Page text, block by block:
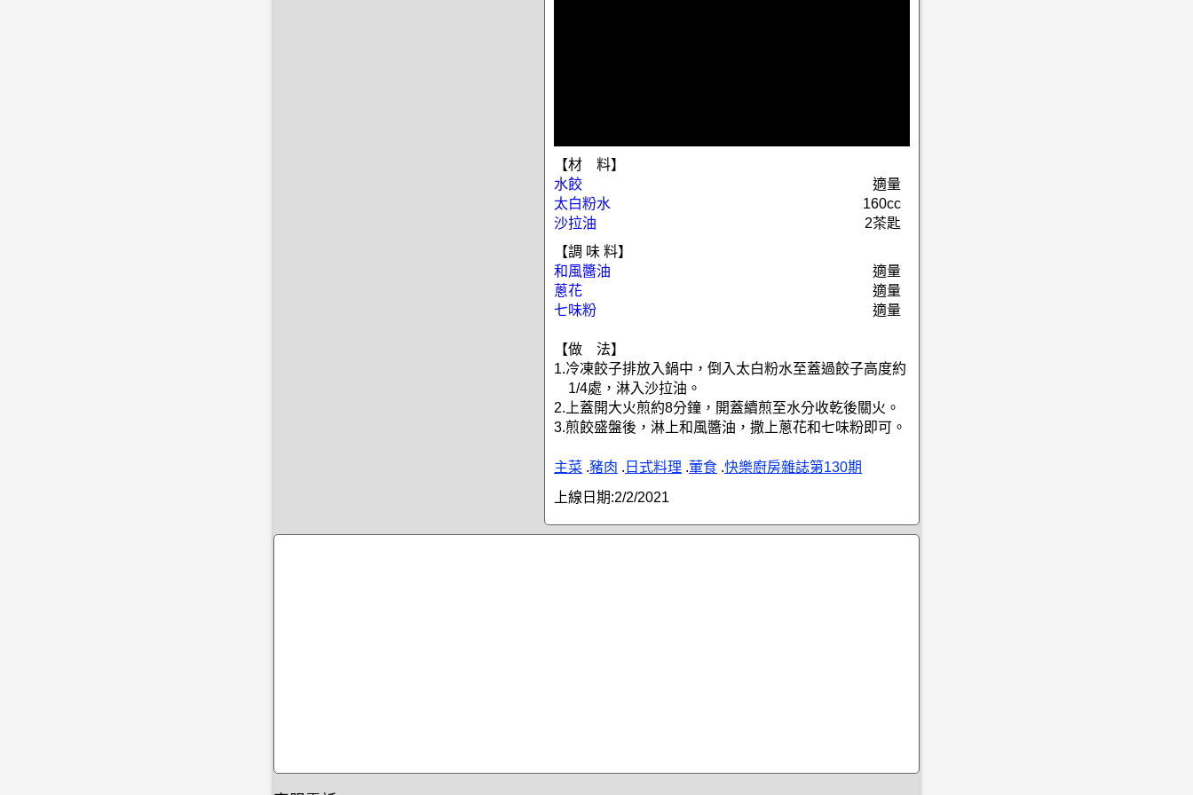
【材 料】
水餃
適量
太白粉水
160cc
沙拉油
2茶匙
【調 味 料】
和風醬油
適量
蔥花
適量
七味粉
適量
【做 法】
1.冷凍餃子排放入鍋中，倒入太白粉水至蓋過餃子高度約
1/4處，淋入沙拉油。
2.上蓋開大火煎約8分鐘，開蓋續煎至水分收乾後關火。
3.煎餃盛盤後，淋上和風醬油，撒上蔥花和七味粉即可。
主菜 .豬肉 . 日式料理 .葷食 .快樂廚房雜誌第130期
上線日期:2/2/2021